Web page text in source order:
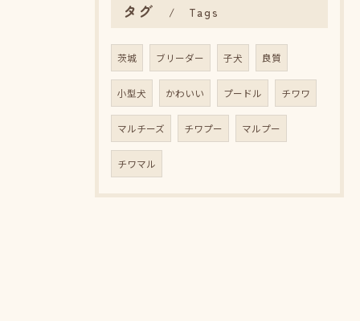
タグ Tags
茨城 ブリーダー 子犬 良質
小型犬 かわいい プードル チワワ
マルチーズ チワプー マルプー
チワマル